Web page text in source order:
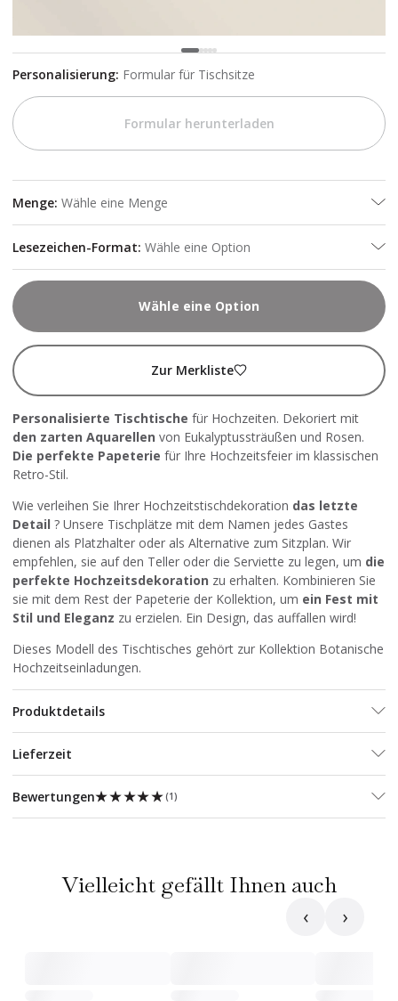
Personalisierung: Formular für Tischsitze
Formular herunterladen
Menge: Wähle eine Menge
Lesezeichen-Format: Wähle eine Option
Wähle eine Option
Zur Merkliste
Personalisierte Tischtische für Hochzeiten. Dekoriert mit
den zarten Aquarellen von Eukalyptussträußen und Rosen.
Die perfekte Papeterie für Ihre Hochzeitsfeier im klassischen
Retro-Stil.
Wie verleihen Sie Ihrer Hochzeitstischdekoration das letzte
Detail ? Unsere Tischplätze mit dem Namen jedes Gastes
dienen als Platzhalter oder als Alternative zum Sitzplan. Wir
empfehlen, sie auf den Teller oder die Serviette zu legen, um die
perfekte Hochzeitsdekoration zu erhalten. Kombinieren Sie
sie mit dem Rest der Papeterie der Kollektion, um ein Fest mit
Stil und Eleganz zu erzielen. Ein Design, das auffallen wird!
Dieses Modell des Tischtisches gehört zur Kollektion Botanische
Hochzeitseinladungen.
Produktdetails
Lieferzeit
Bewertungen★★★★★
★★★★★(1)
Vielleicht gefällt Ihnen auch
‹ ›